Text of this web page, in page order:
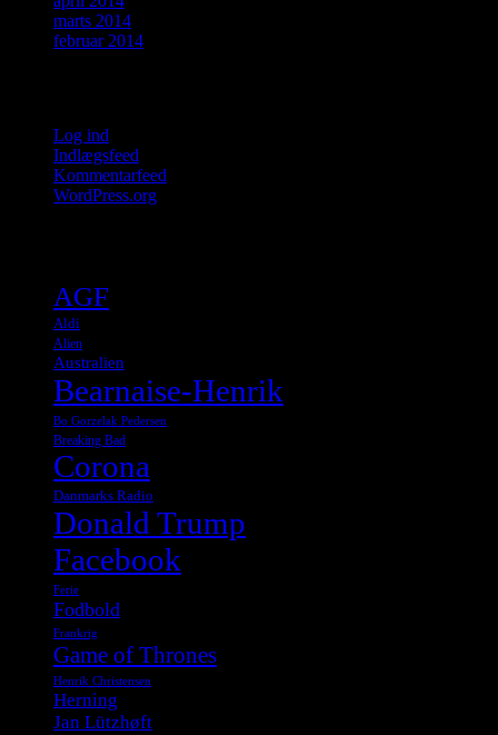
marts 2014
februar 2014
Log ind
Indlægsfeed
Kommentarfeed
WordPress.org
AGF
Aldi
Alien
Australien
Bearnaise-Henrik
Bo Gorzelak Pedersen
Breaking Bad
Corona
Danmarks Radio
Donald Trump
Facebook
Ferie
Fodbold
Frankrig
Game of Thrones
Henrik Christensen
Herning
Jan Lützhøft